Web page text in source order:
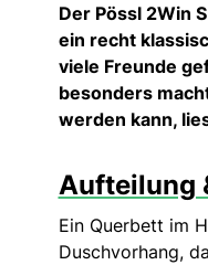
Der Pössl 2Win
ein recht
viele Freunde
besonders
werden kann,
Aufteilung
Ein Querbett im
Duschvorhang,